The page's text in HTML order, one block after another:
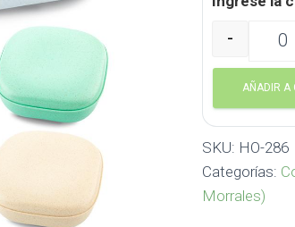
-
AÑADIR A
SKU: HO-286
Categorías:
Morrales)